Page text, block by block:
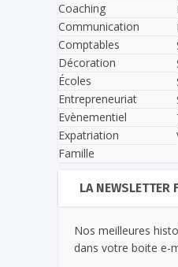
Coaching
Communication
Comptables
Décoration
Écoles
Entrepreneuriat
Evènementiel
Expatriation
Famille
LA NEWSLETTER
Nos meilleures
dans votre boite e-